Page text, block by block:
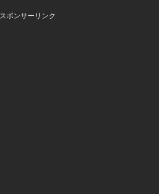
スポンサーリンク